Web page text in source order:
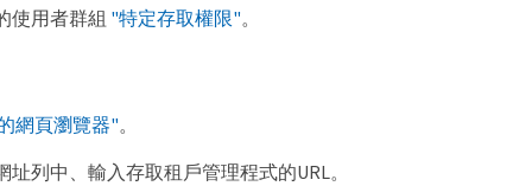
使用者群組 "特定存取權限"。
網頁瀏覽器"。
址列中、輸入存取租戶管理程式的URL。